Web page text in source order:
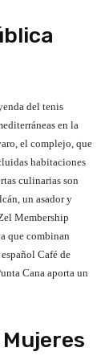
del tenis
en la
el complejo, que
habitaciones
culinarias son
un asador y
Membership
que combinan
Café de
Cana aporta un